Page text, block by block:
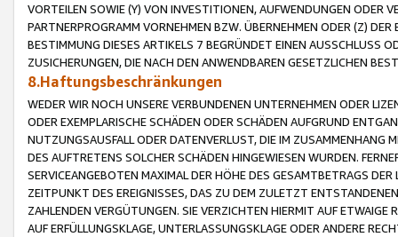
VORTEILEN SOWIE (Y) VON INVESTITIONEN, AUFWENDUNGEN ODER
PARTNERPROGRAMM VORNEHMEN BZW. ÜBERNEHMEN ODER (Z)
BESTIMMUNG DIESES ARTIKELS 7 BEGRÜNDET EINEN AUSSCHLUSS
ZUSICHERUNGEN, DIE NACH DEN ANWENDBAREN GESETZLICHEN
8.Haftungsbeschränkungen
WEDER WIR NOCH UNSERE VERBUNDENEN UNTERNEHMEN ODER
ODER EXEMPLARISCHE SCHÄDEN ODER SCHÄDEN AUFGRUND
NUTZUNGSAUSFALL ODER DATENVERLUST, DIE IM ZUSAMMENHANG
DES AUFTRETENS SOLCHER SCHÄDEN HINGEWIESEN WURDEN.
SERVICEANGEBOTEN MAXIMAL DER HÖHE DES GESAMTBETRAGS
ZEITPUNKT DES EREIGNISSES, DAS ZU DEM ZULETZT
ZAHLENDEN VERGÜTUNGEN. SIE VERZICHTEN HIERMIT AUF
AUF ERFÜLLUNGSKLAGE, UNTERLASSUNGSKLAGE ODER ANDERE